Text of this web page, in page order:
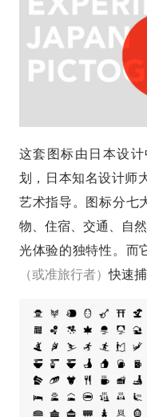
这套图标由日本设计
划，日本知名设计师
艺术指导。图标分七
物、住宿、交通、自
光体验的独特性。而
（或准旅行者）快速